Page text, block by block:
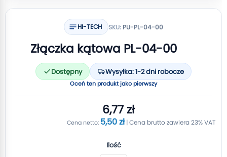
HI-TECH SKU: PU-PL-04-00
Złączka kątowa PL-04-00
Dostępny Wysyłka: 1-2 dni robocze
Oceń ten produkt jako pierwszy
6,77 zł
5,50 zł
Ilość